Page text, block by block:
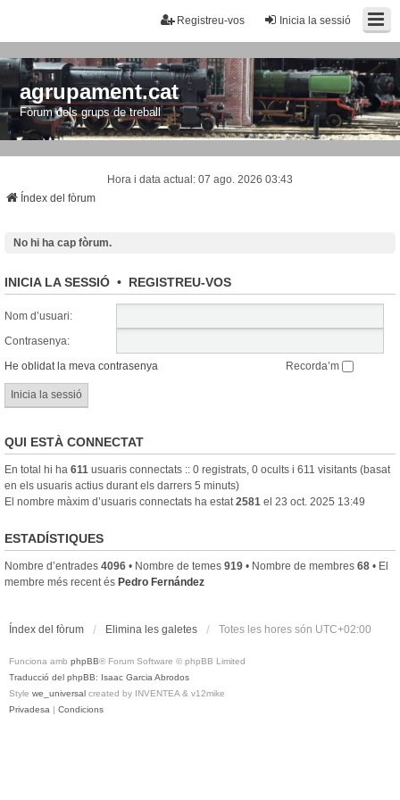
Inicia la sessió
Registreu-vos
agrupament.cat
Fòrum dels grups de treball
Hora i data actual: 07 ago. 2026 03:43
Índex del fòrum
No hi ha cap fòrum.
INICIA LA SESSIÓ • REGISTREU-VOS
Nom d’usuari:
Contrasenya:
He oblidat la meva contrasenya
Recorda’m
QUI ESTÀ CONNECTAT
En total hi ha 611 usuaris connectats :: 0 registrats, 0 ocults i 611 visitants (basat
en els usuaris actius durant els darrers 5 minuts)
El nombre màxim d’usuaris connectats ha estat 2581 el 23 oct. 2025 13:49
ESTADÍSTIQUES
Nombre d’entrades 4096 • Nombre de temes 919 • Nombre de membres 68 • El
membre més recent és Pedro Fernández
Índex del fòrum Elimina les galetes Totes les hores són UTC+02:00
Funciona amb phpBB® Forum Software © phpBB Limited
Traducció del phpBB: Isaac Garcia Abrodos
Style we_universal created by INVENTEA & v12mike
Privadesa | Condicions